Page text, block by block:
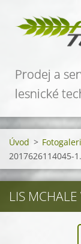
Prodej a
lesnické
Úvod >
2017626114045-
LIS